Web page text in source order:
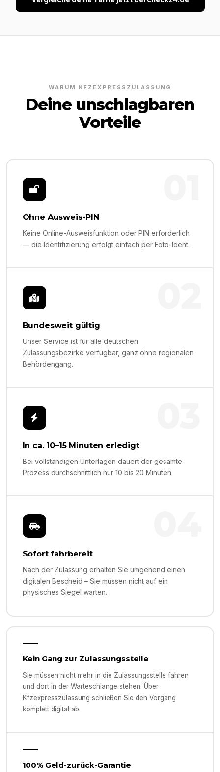
WARUM KFZEXPRESSZULASSUNG
Deine unschlagbaren
Vorteile
Ohne Ausweis-PIN
Keine Online-Ausweisfunktion oder PIN erforderlich
— die Identifizierung erfolgt einfach per Foto-Ident.
Bundesweit gültig
Unser Service ist für alle deutschen
Zulassungsbezirke verfügbar, ganz ohne regionalen
Behördengang.
In ca. 10–15 Minuten erledigt
Bei vollständigen Unterlagen dauert der gesamte
Prozess durchschnittlich nur 10 bis 20 Minuten.
Sofort fahrbereit
Nach der Zulassung erhalten Sie umgehend einen
digitalen Bescheid – Sie müssen nicht auf ein
physisches Siegel warten.
Kein Gang zur Zulassungsstelle
Sie müssen nicht mehr in die Zulassungsstelle fahren
und dort in der Warteschlange stehen. Über
Kfzexpresszulassung schließen Sie den Vorgang
komplett digital ab.
100% Geld-zurück-Garantie